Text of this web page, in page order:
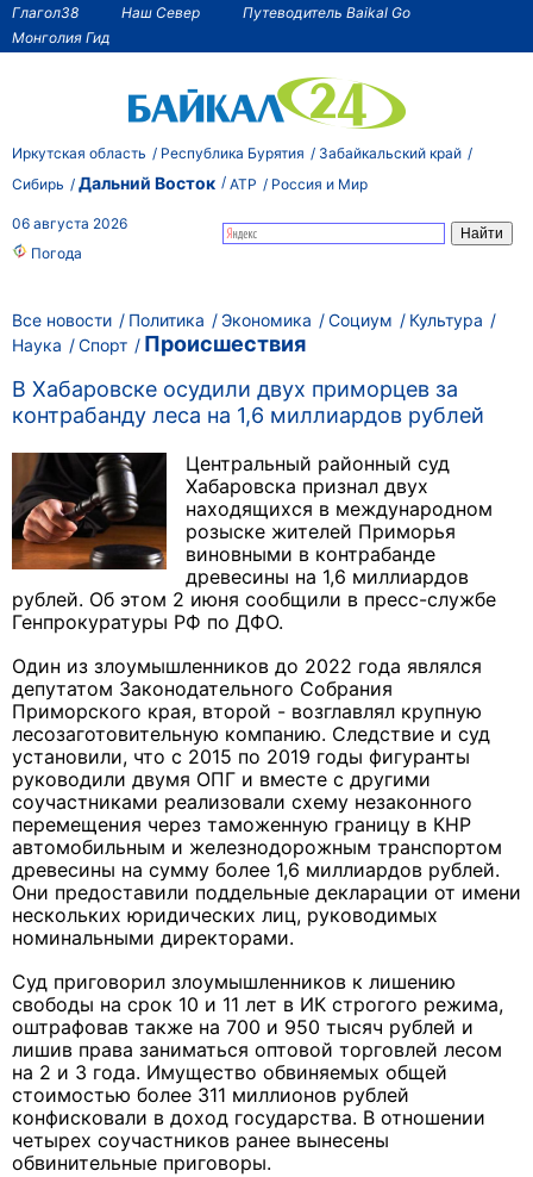
Глагол38 Наш Север
Путеводитель Baikal Go
Монголия Гид
Иркутская область Республика Бурятия
Забайкальский край
Сибирь
Дальний Восток АТР Россия и Мир
06 августа 2026
Погода
Все новости Политика Экономика Социум
Культура
Наука
Спорт
Происшествия
В Хабаровске осудили двух приморцев за
контрабанду леса на 1,6 миллиардов рублей
Центральный районный суд
Хабаровска признал двух
находящихся в международном
розыске жителей Приморья
виновными в контрабанде
древесины на 1,6 миллиардов
рублей. Об этом 2 июня сообщили в пресс-службе
Генпрокуратуры РФ по ДФО.
Один из злоумышленников до 2022 года являлся
депутатом Законодательного Собрания
Приморского края, второй - возглавлял крупную
лесозаготовительную компанию. Следствие и суд
установили, что с 2015 по 2019 годы фигуранты
руководили двумя ОПГ и вместе с другими
соучастниками реализовали схему незаконного
перемещения через таможенную границу в КНР
автомобильным и железнодорожным транспортом
древесины на сумму более 1,6 миллиардов рублей.
Они предоставили поддельные декларации от имени
нескольких юридических лиц, руководимых
номинальными директорами.
Суд приговорил злоумышленников к лишению
свободы на срок 10 и 11 лет в ИК строгого режима,
оштрафовав также на 700 и 950 тысяч рублей и
лишив права заниматься оптовой торговлей лесом
на 2 и 3 года. Имущество обвиняемых общей
стоимостью более 311 миллионов рублей
конфисковали в доход государства. В отношении
четырех соучастников ранее вынесены
обвинительные приговоры.